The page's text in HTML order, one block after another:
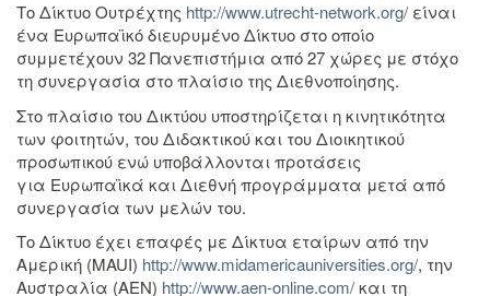
Το Δίκτυο Ουτρέχτης http://www.utrecht-network.org/ είναι
ένα Ευρωπαϊκό διευρυμένο Δίκτυο στο οποίο
συμμετέχουν 32 Πανεπιστήμια από 27 χώρες με στόχο
τη συνεργασία στο πλαίσιο της Διεθνοποίησης.
Στο πλαίσιο του Δικτύου υποστηρίζεται η κινητικότητα
των φοιτητών, του Διδακτικού και του Διοικητικού
προσωπικού ενώ υποβάλλονται προτάσεις
για Ευρωπαϊκά και Διεθνή προγράμματα μετά από
συνεργασία των μελών του.
Το Δίκτυο έχει επαφές με Δίκτυα εταίρων από την
Αμερική (MAUI) http://www.midamericauniversities.org/, την
Αυστραλία (AEN) http://www.aen-online.com/και τη